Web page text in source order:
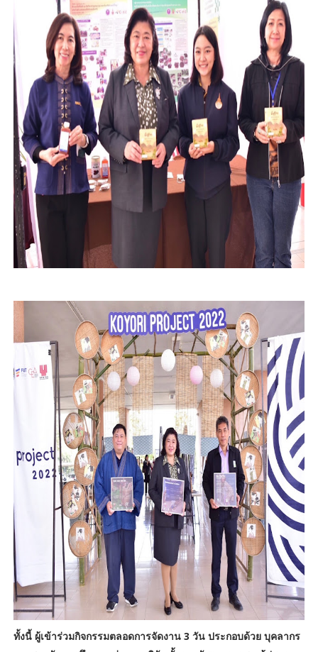
ทั้งนี้ ผู้เข้าร่วมกิจกรรมตลอดการจัดงาน 3 วัน ประกอบด้วย บุคลากร